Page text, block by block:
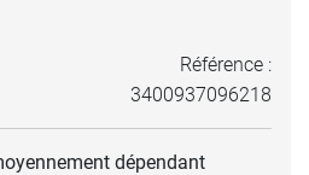
Référence :
3400937096218
dépendant